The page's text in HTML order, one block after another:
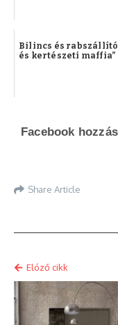
Bilincs és
és kertészeti maffia”
Facebook
Share Article
Elóző cikk